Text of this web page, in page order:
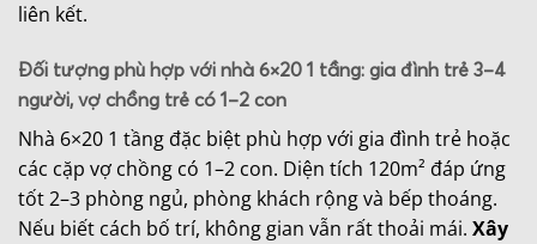
liên kết.
Đối tượng phù hợp với nhà 6×20 1 tầng: gia đình trẻ 3–4
người, vợ chồng trẻ có 1–2 con
Nhà 6×20 1 tầng đặc biệt phù hợp với gia đình trẻ hoặc
các cặp vợ chồng có 1–2 con. Diện tích 120m² đáp ứng
tốt 2–3 phòng ngủ, phòng khách rộng và bếp thoáng.
Nếu biết cách bố trí, không gian vẫn rất thoải mái. Xây